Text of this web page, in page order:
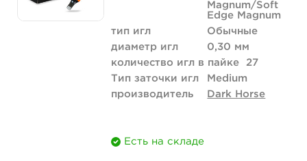
Magnum/Soft
Edge Magnum
тип игл
Обычные
диаметр игл
0,30 мм
количество игл в пайке
27
Тип заточки игл
Medium
производитель
Dark Horse
Есть на складе